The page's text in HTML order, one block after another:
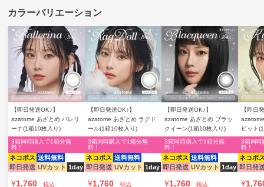
【即日発送OK♪】
azatome あざとめ バレリ
ーナ(1箱10枚入り)
ネコポス 送料無料
即日発送 UVカット 1day
3箱同時購入で1箱分無
料！
¥1,760 税込
【即日発送OK♪】
azatome あざとめ ラグド
ール(1箱10枚入り)
ネコポス 送料無料
即日発送 UVカット 1day
3箱同時購入で1箱分無
料！
¥1,760 税込
【即日発送OK♪】
azatome あざとめ ブラッ
クイーン(1箱10枚入り)
ネコポス 送料無料
即日発送 UVカット 1day
3箱同時購入で1箱分無
料！
¥1,760 税込
【即日
ピット
ネコポ
即日発
3箱同時
料！
¥